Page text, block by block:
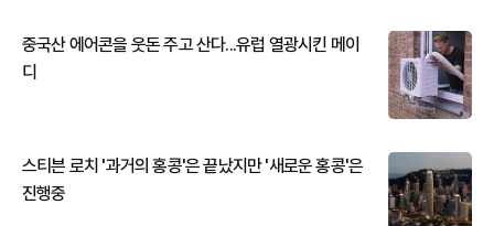
중국산 에어콘을 웃돈 주고 산다...유럽 열광시킨 메이
디
스티븐 로치 '과거의 홍콩'은 끝났지만 '새로운 홍콩'은
진행중